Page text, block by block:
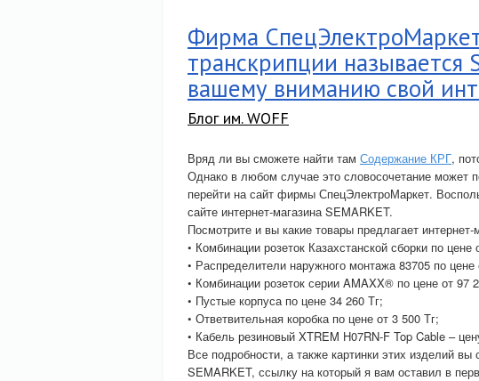
Фирма
транскрипции называется
вашему вниманию свой
Блог им. WOFF
Вряд ли вы сможете найти там Содержание КРГ,
Однако в любом случае это словосочетание может
перейти на сайт фирмы СпецЭлектроМаркет.
сайте интернет-магазина SEMARKET.
Посмотрите и вы какие товары предлагает интернет-
• Комбинации розеток Казахстанской сборки по цене
• Распределители нaружного монтaжa 83705 по цене
• Комбинации розеток серии AMAXX® по цене от 97
• Пустые корпуса по цене 34 260 Тг;
• Ответвительная коробка по цене от 3 500 Тг;
• Кабель резиновый XTREM H07RN-F Top Cable –
Все подробности, а также картинки этих изделий
SEMARKET, ссылку на который я вам оставил в